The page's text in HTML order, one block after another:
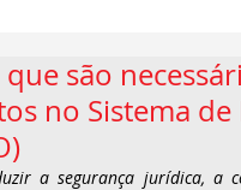
são
no Sistema de
a segurança jurídica, a